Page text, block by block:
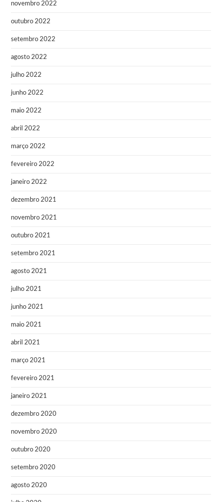
novembro 2022
outubro 2022
setembro 2022
agosto 2022
julho 2022
junho 2022
maio 2022
abril 2022
março 2022
fevereiro 2022
janeiro 2022
dezembro 2021
novembro 2021
outubro 2021
setembro 2021
agosto 2021
julho 2021
junho 2021
maio 2021
abril 2021
março 2021
fevereiro 2021
janeiro 2021
dezembro 2020
novembro 2020
outubro 2020
setembro 2020
agosto 2020